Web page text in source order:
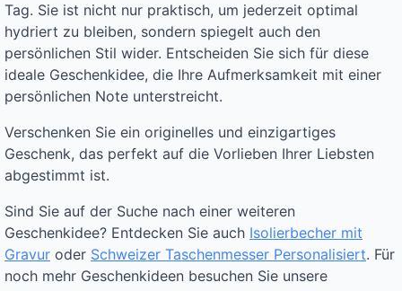
Tag. Sie ist nicht nur praktisch, um jederzeit optimal
hydriert zu bleiben, sondern spiegelt auch den
persönlichen Stil wider. Entscheiden Sie sich für diese
ideale Geschenkidee, die Ihre Aufmerksamkeit mit einer
persönlichen Note unterstreicht.
Verschenken Sie ein originelles und einzigartiges
Geschenk, das perfekt auf die Vorlieben Ihrer Liebsten
abgestimmt ist.
Sind Sie auf der Suche nach einer weiteren
Geschenkidee? Entdecken Sie auch Isolierbecher mit
Gravur oder Schweizer Taschenmesser Personalisiert. Für
noch mehr Geschenkideen besuchen Sie unsere